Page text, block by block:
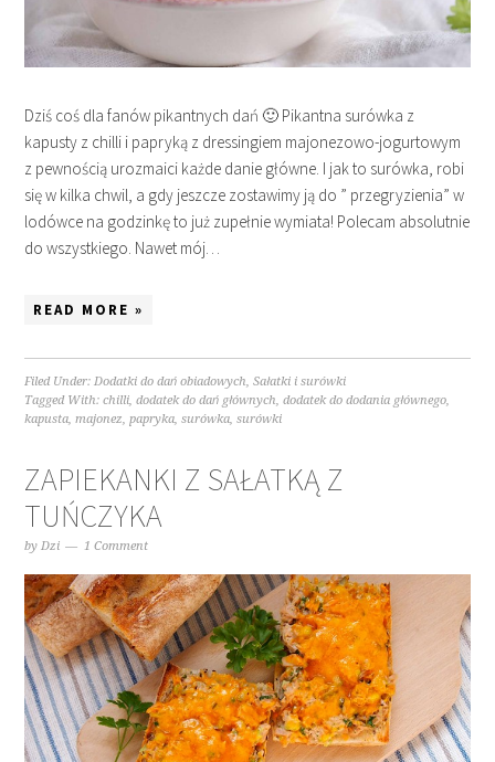
Dziś coś dla fanów pikantnych dań 🙂 Pikantna surówka z
kapusty z chilli i papryką z dressingiem majonezowo-jogurtowym
z pewnością urozmaici każde danie główne. I jak to surówka, robi
się w kilka chwil, a gdy jeszcze zostawimy ją do ” przegryzienia” w
lodówce na godzinkę to już zupełnie wymiata! Polecam absolutnie
do wszystkiego. Nawet mój…
READ MORE »
Filed Under:Dodatki do dań obiadowych,Sałatki i surówki
Tagged With:chilli,dodatek do dań głównych,dodatek do dodania głównego,
kapusta,majonez,papryka,surówka,surówki
ZAPIEKANKI Z SAŁATKĄ Z
TUŃCZYKA
byDzi 1 Comment